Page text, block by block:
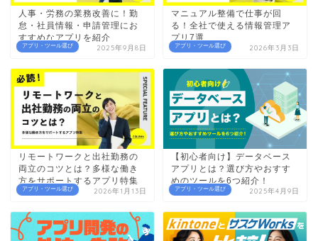
アプリ・ツール選び
人事・労務の業務改善に！勤
怠・社員情報・申請管理にお
すすめなアプリを紹介
2025年9月8日 アプリ・ツール選び
マニュアル整備で仕事が回
る！全社で使える情報管理ア
プリ7選
2026年3月3日
アプリ・ツール選び
リモートワークと出社勤務の
両立のコツとは？多様な働き
方をサポートするアプリ特集
2026年1月13日 アプリ・ツール選び
【初心者向け】データベース
アプリとは？選び方やおすす
めのツールを6つ紹介！
2025年4月9日